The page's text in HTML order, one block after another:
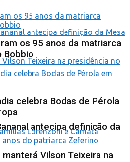
antecipa definição da
Vilson Teixeira na
os 95 anos da matriarca
Bobbio
celebra Bodas de Pérola